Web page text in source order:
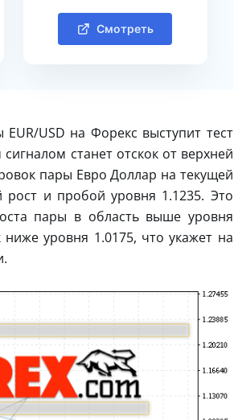
Смотреть
USD на Форекс выступит тест
станет отскок от верхней
пары Евро Доллар на текущей
и пробой уровня 1.1235. Это
пары в область выше уровня
уровня 1.0175, что укажет на